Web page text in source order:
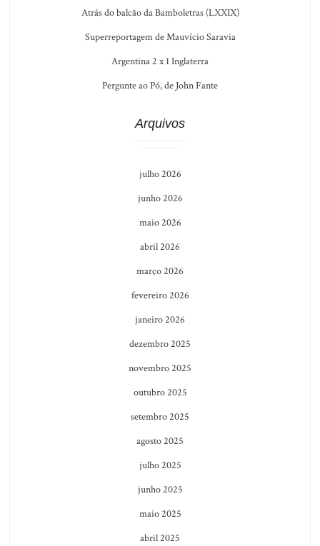
Atrás do balcão da Bamboletras (LXXIX)
Superreportagem de Mauvício Saravia
Argentina 2 x 1 Inglaterra
Pergunte ao Pó, de John Fante
Arquivos
julho 2026
junho 2026
maio 2026
abril 2026
março 2026
fevereiro 2026
janeiro 2026
dezembro 2025
novembro 2025
outubro 2025
setembro 2025
agosto 2025
julho 2025
junho 2025
maio 2025
abril 2025